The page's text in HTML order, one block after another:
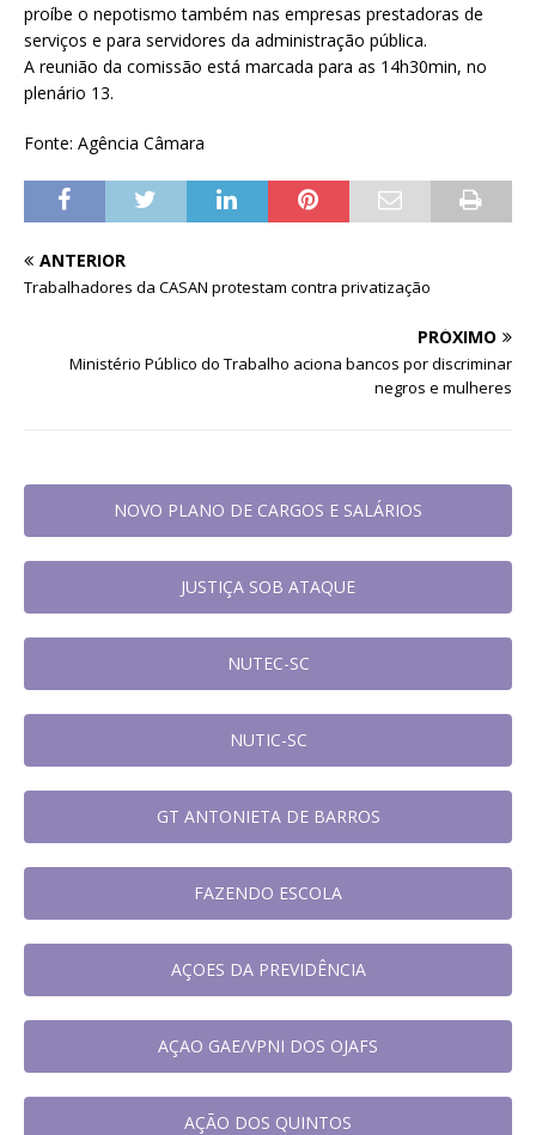
proíbe o nepotismo também nas empresas prestadoras de
serviços e para servidores da administração pública.
A reunião da comissão está marcada para as 14h30min, no
plenário 13.
Fonte: Agência Câmara
ANTERIOR
Trabalhadores da CASAN protestam contra privatização
PRÓXIMO
Ministério Público do Trabalho aciona bancos por discriminar
negros e mulheres
NOVO PLANO DE CARGOS E SALÁRIOS
JUSTIÇA SOB ATAQUE
NUTEC-SC
NUTIC-SC
GT ANTONIETA DE BARROS
FAZENDO ESCOLA
AÇOES DA PREVIDÊNCIA
AÇAO GAE/VPNI DOS OJAFS
AÇÃO DOS QUINTOS